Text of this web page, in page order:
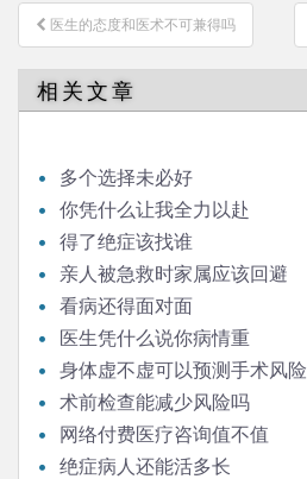
文
章
导
航
医生的态度和医术不可兼得吗
相关文章
多个选择未必好
你凭什么让我全力以赴
得了绝症该找谁
亲人被急救时家属应该回避
看病还得面对面
医生凭什么说你病情重
身体虚不虚可以预测手术风险
术前检查能减少风险吗
网络付费医疗咨询值不值
绝症病人还能活多长